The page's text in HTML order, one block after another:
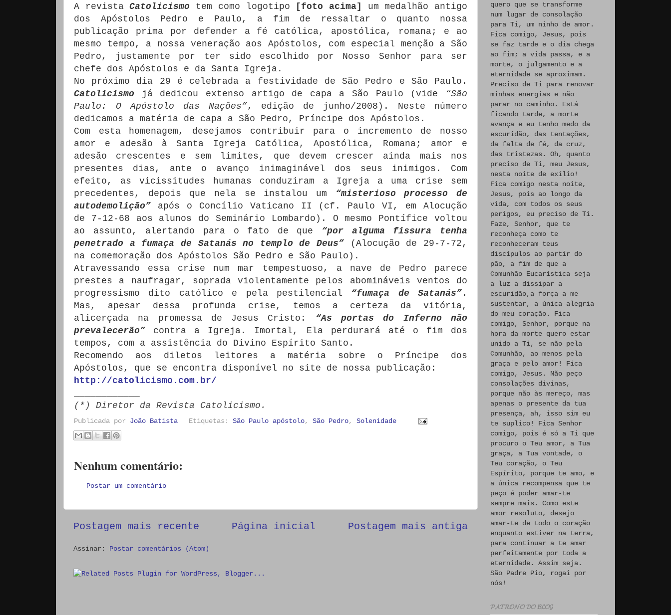
A revistaCatolicismo tem como logotipo [foto acima]
um medalhão antigo
dos Apóstolos Pedro e Paulo, a fim de ressaltar o quanto nossa
publicação prima por defender a fé católica, apostólica, romana; e ao
mesmo tempo, a nossa veneração aos Apóstolos, com especial menção a São
Pedro, justamente por ter sido escolhido por Nosso Senhor para ser
chefe dos Apóstolos e da Santa Igreja.
No próximo dia 29 é celebrada a festividade de São Pedro e São Paulo.
Catolicismo já dedicou extenso artigo de capa a São Paulo (vide “São
Paulo: O Apóstolo das Nações”, edição de junho/2008). Neste número
dedicamos a matéria de capa a São Pedro, Príncipe dos Apóstolos.
Com esta homenagem, desejamos contribuir para o incremento de nosso
amor e adesão à Santa Igreja Católica, Apostólica, Romana; amor e
adesão crescentes e sem limites, que devem crescer ainda mais nos
presentes dias, ante o avanço inimaginável dos seus inimigos. Com
efeito, as vicissitudes humanas conduziram a Igreja a uma crise sem
precedentes, depois que nela se instalou um
“misterioso processo de
autodemolição” após o Concílio Vaticano II (cf. Paulo VI, em Alocução
de 7-12-68 aos alunos do Seminário Lombardo). O mesmo Pontífice voltou
ao assunto, alertando para o fato de que “por alguma fissura tenha
penetrado a fumaça de Satanás no templo de Deus” (Alocução de 29-7-72,
na comemoração dos Apóstolos São Pedro e São Paulo).
Atravessando essa crise num mar tempestuoso, a nave de Pedro parece
prestes a naufragar, soprada violentamente pelos abomináveis ventos do
progressismo dito católico e pela pestilencial “fumaça de Satanás” .
Mas, apesar dessa profunda crise, temos a certeza da vitória,
alicerçada na promessa de Jesus Cristo:
“As portas do Inferno não
prevalecerão” contra a Igreja. Imortal, Ela perdurará até o fim dos
tempos, com a assistência do Divino Espírito Santo.
Recomendo aos diletos leitores a matéria sobre o Príncipe dos
Apóstolos, que se encontra disponível no site de nossa publicação:
http://catolicismo.com.br/
(*) Diretor da Revista Catolicismo.
Publicada por João Batista Etiquetas:São Paulo apóstolo,São Pedro,Solenidade
Nenhum comentário:
Postar um comentário
Postagem mais recente Postagem mais antiga
Página inicial
Assinar: Postar comentários (Atom)
quero que se transforme
num lugar de consolação
para Ti, um ninho de amor.
Fica comigo, Jesus, pois
se faz tarde e o dia chega
ao fim; a vida passa, e a
morte, o julgamento e a
eternidade se aproximam.
Preciso de Ti para renovar
minhas energias e não
parar no caminho. Está
ficando tarde, a morte
avança e eu tenho medo da
escuridão, das tentações,
da falta de fé, da cruz,
das tristezas. Oh, quanto
preciso de Ti, meu Jesus,
nesta noite de exílio!
Fica comigo nesta noite,
Jesus, pois ao longo da
vida, com todos os seus
perigos, eu preciso de Ti.
Faze, Senhor, que te
reconheça como te
reconheceram teus
discípulos ao partir do
pão, a fim de que a
Comunhão Eucarística seja
a luz a dissipar a
escuridão,a força a me
sustentar, a única alegria
do meu coração. Fica
comigo, Senhor, porque na
hora da morte quero estar
unido a Ti, se não pela
Comunhão, ao menos pela
graça e pelo amor! Fica
comigo, Jesus. Não peço
consolações divinas,
porque não às mereço, mas
apenas o presente da tua
presença, ah, isso sim eu
te suplico! Fica Senhor
comigo, pois é só a Ti que
procuro o Teu amor, a Tua
graça, a Tua vontade, o
Teu coração, o Teu
Espírito, porque te amo, e
a única recompensa que te
peço é poder amar-te
sempre mais. Como este
amor resoluto, desejo
amar-te de todo o coração
enquanto estiver na terra,
para continuar a te amar
perfeitamente por toda a
eternidade. Assim seja.
São Padre Pio, rogai por
nós!
𝓟𝓐𝓣𝓡𝓞𝓝𝓞 𝓓𝓞 𝓑𝓛𝓞𝓖